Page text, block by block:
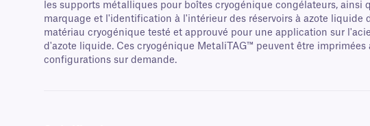
les supports métalliques pour boîtes cryogénique congélateurs,
marquage et l'identification à l'intérieur des réservoirs à azote
matériau cryogénique testé et approuvé pour une application sur
d'azote liquide. Ces cryogénique MetaliTAG™ peuvent être
configurations sur demande.